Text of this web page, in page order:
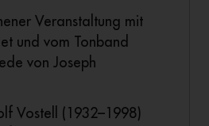
Veranstaltung mit
und vom Tonband
von Joseph
Vostell (1932–1998)